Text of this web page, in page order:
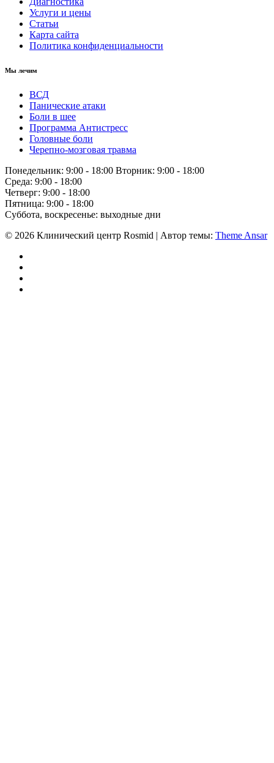
Услуги и цены
Статьи
Карта сайта
Политика конфиденциальности
Мы лечим
ВСД
Панические атаки
Боли в шее
Программа Антистресс
Головные боли
Черепно-мозговая травма
Понедельник: 9:00 - 18:00 Вторник: 9:00 - 18:00
Среда: 9:00 - 18:00
Четверг: 9:00 - 18:00
Пятница: 9:00 - 18:00
Суббота, воскресенье: выходные дни
© 2026 Клинический центр Rosmid | Автор темы: Theme Ansar